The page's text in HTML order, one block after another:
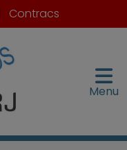
Contracs
Menu